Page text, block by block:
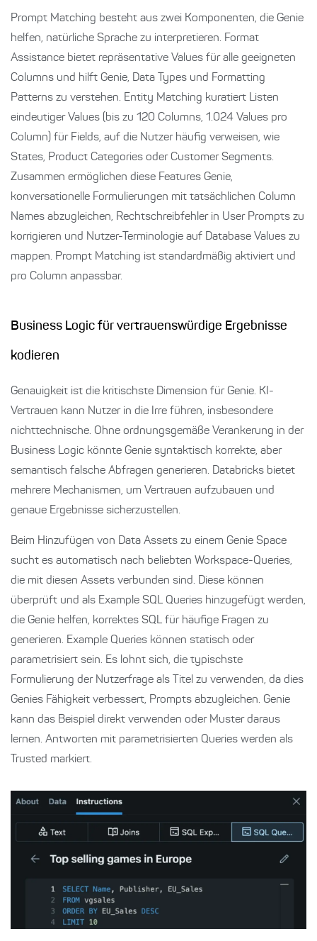
Prompt Matching besteht aus zwei Komponenten, die Genie
helfen, natürliche Sprache zu interpretieren. Format
Assistance bietet repräsentative Values für alle geeigneten
Columns und hilft Genie, Data Types und Formatting
Patterns zu verstehen. Entity Matching kuratiert Listen
eindeutiger Values (bis zu 120 Columns, 1.024 Values pro
Column) für Fields, auf die Nutzer häufig verweisen, wie
States, Product Categories oder Customer Segments.
Zusammen ermöglichen diese Features Genie,
konversationelle Formulierungen mit tatsächlichen Column
Names abzugleichen, Rechtschreibfehler in User Prompts zu
korrigieren und Nutzer-Terminologie auf Database Values zu
mappen. Prompt Matching ist standardmäßig aktiviert und
pro Column anpassbar.
Business Logic für vertrauenswürdige Ergebnisse
kodieren
Genauigkeit ist die kritischste Dimension für Genie. KI-
Vertrauen kann Nutzer in die Irre führen, insbesondere
nichttechnische. Ohne ordnungsgemäße Verankerung in der
Business Logic könnte Genie syntaktisch korrekte, aber
semantisch falsche Abfragen generieren. Databricks bietet
mehrere Mechanismen, um Vertrauen aufzubauen und
genaue Ergebnisse sicherzustellen.
Beim Hinzufügen von Data Assets zu einem Genie Space
sucht es automatisch nach beliebten Workspace-Queries,
die mit diesen Assets verbunden sind. Diese können
überprüft und als Example SQL Queries hinzugefügt werden,
die Genie helfen, korrektes SQL für häufige Fragen zu
generieren. Example Queries können statisch oder
parametrisiert sein. Es lohnt sich, die typischste
Formulierung der Nutzerfrage als Titel zu verwenden, da dies
Genies Fähigkeit verbessert, Prompts abzugleichen. Genie
kann das Beispiel direkt verwenden oder Muster daraus
lernen. Antworten mit parametrisierten Queries werden als
Trusted markiert.